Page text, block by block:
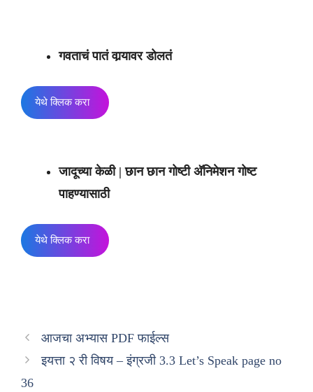
गवताचं पातं वार्‍यावर डोलतं
येथे क्लिक करा
जादूच्या केळी | छान छान गोष्टी अ‍ॅनिमेशन गोष्ट
पाहण्यासाठी
येथे क्लिक करा
आजचा अभ्यास PDF फाईल्स
इयत्ता २ री विषय – इंग्रजी 3.3 Let’s Speak page no
36